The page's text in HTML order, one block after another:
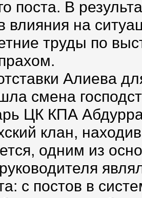
поста. В
влияния на
труды по
Алиева
смена
ЦК КПА
клан,
одним из
с постов в